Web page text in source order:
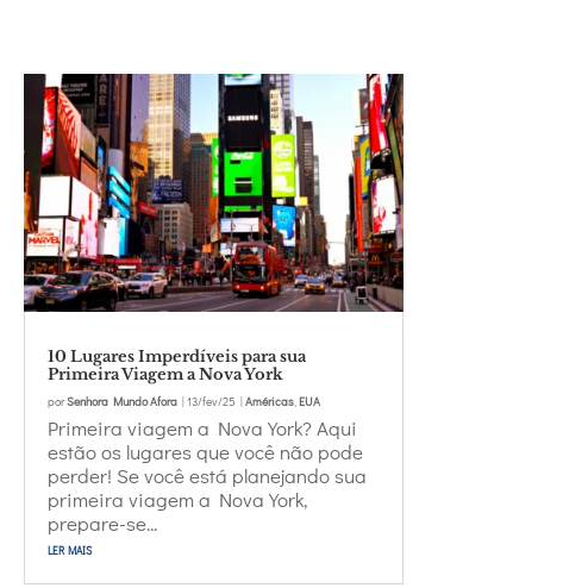
10 Lugares Imperdíveis para sua
Primeira Viagem a Nova York
porSenhora Mundo Afora|13/fev/25 |Américas,EUA
Primeira viagem a Nova York? Aqui
estão os lugares que você não pode
perder! Se você está planejando sua
primeira viagem a Nova York,
prepare-se...
ler mais